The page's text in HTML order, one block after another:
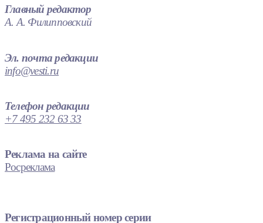
Главный редактор
А. А. Филипповский
Эл. почта редакции
info@vesti.ru
Телефон редакции
+7 495 232 63 33
Реклама на сайте
Росреклама
Регистрационный номер серии